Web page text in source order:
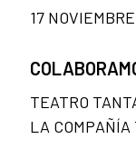
17
TEATRO
LA COMPAÑÍA